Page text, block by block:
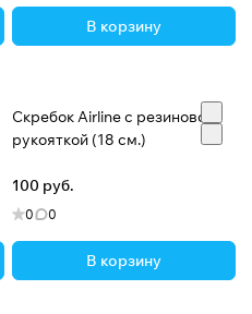
В корзину
Скребок Airline с резиновой
рукояткой (18 см.)
100 руб.
0 0
В корзину